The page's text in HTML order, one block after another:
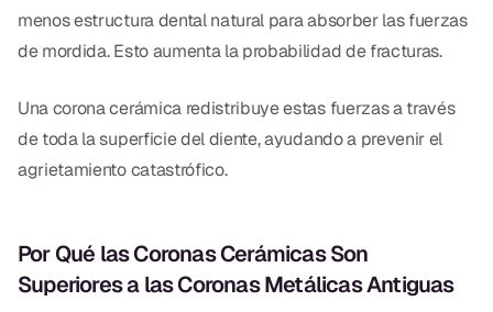
menos estructura dental natural para absorber las fuerzas
de mordida. Esto aumenta la probabilidad de fracturas.
Una corona cerámica redistribuye estas fuerzas a través
de toda la superficie del diente, ayudando a prevenir el
agrietamiento catastrófico.
Por Qué las Coronas Cerámicas Son
Superiores a las Coronas Metálicas Antiguas